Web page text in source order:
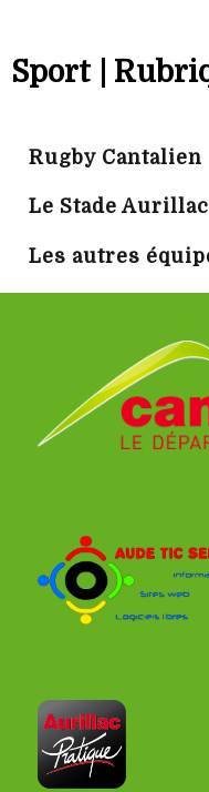
Sport |
Rugby Cantalien
Le Stade
Les autres